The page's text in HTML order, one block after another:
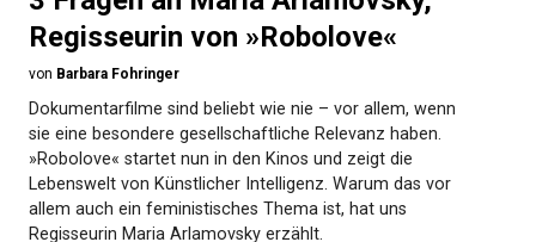
Regisseurin von »Robolove«
von Barbara Fohringer
Dokumentarfilme sind beliebt wie nie – vor allem, wenn
sie eine besondere gesellschaftliche Relevanz haben.
»Robolove« startet nun in den Kinos und zeigt die
Lebenswelt von Künstlicher Intelligenz. Warum das vor
allem auch ein feministisches Thema ist, hat uns
Regisseurin Maria Arlamovsky erzählt.